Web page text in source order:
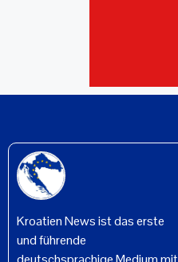
Kroatien News ist das erste
und führende